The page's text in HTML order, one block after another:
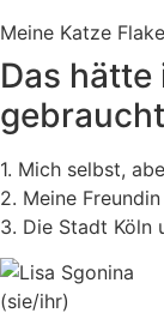
Meine Katze
Das
1. Mich selbst,
2. Meine
3. Die Stadt Köln
(sie/ihr)